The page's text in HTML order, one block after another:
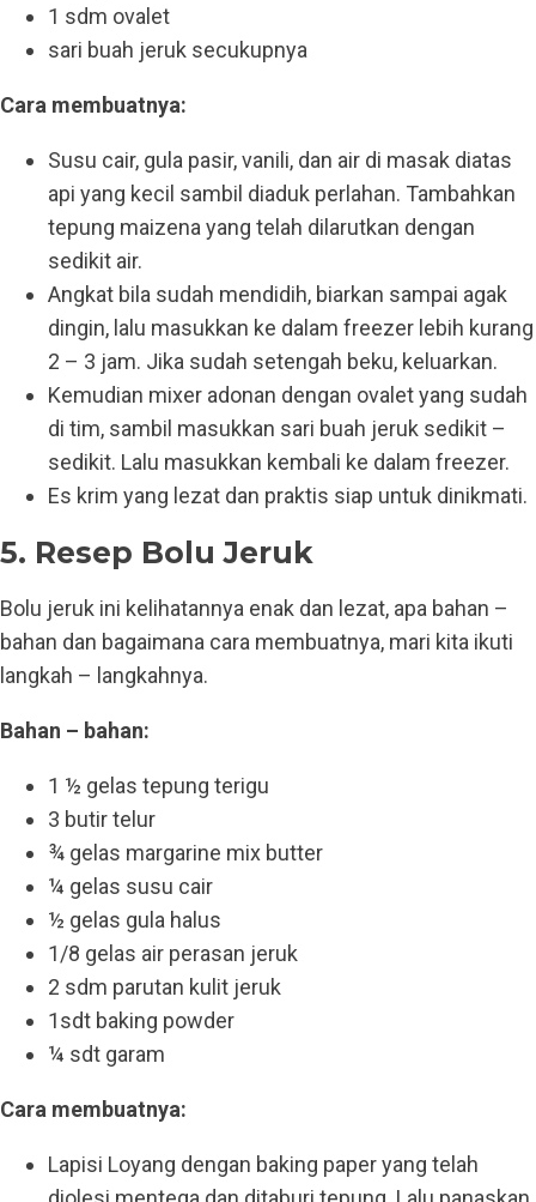
1 sdm ovalet
sari buah jeruk secukupnya
Cara membuatnya:
Susu cair, gula pasir, vanili, dan air di masak diatas
api yang kecil sambil diaduk perlahan. Tambahkan
tepung maizena yang telah dilarutkan dengan
sedikit air.
Angkat bila sudah mendidih, biarkan sampai agak
dingin, lalu masukkan ke dalam freezer lebih kurang
2 – 3 jam. Jika sudah setengah beku, keluarkan.
Kemudian mixer adonan dengan ovalet yang sudah
di tim, sambil masukkan sari buah jeruk sedikit –
sedikit. Lalu masukkan kembali ke dalam freezer.
Es krim yang lezat dan praktis siap untuk dinikmati.
5. Resep Bolu Jeruk
Bolu jeruk ini kelihatannya enak dan lezat, apa bahan –
bahan dan bagaimana cara membuatnya, mari kita ikuti
langkah – langkahnya.
Bahan – bahan:
1 ½ gelas tepung terigu
3 butir telur
¾ gelas margarine mix butter
¼ gelas susu cair
½ gelas gula halus
1/8 gelas air perasan jeruk
2 sdm parutan kulit jeruk
1sdt baking powder
¼ sdt garam
Cara membuatnya:
Lapisi Loyang dengan baking paper yang telah